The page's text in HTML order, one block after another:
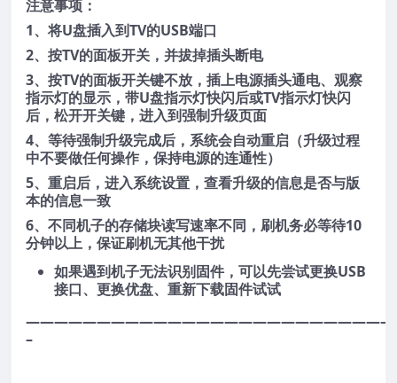
注意事项：
1、将U盘插入到TV的USB端口
2、按TV的面板开关，并拔掉插头断电
3、按TV的面板开关键不放，插上电源插头通电、观察
指示灯的显示，带U盘指示灯快闪后或TV指示灯快闪
后，松开开关键，进入到强制升级页面
4、等待强制升级完成后，系统会自动重启（升级过程
中不要做任何操作，保持电源的连通性）
5、重启后，进入系统设置，查看升级的信息是否与版
本的信息一致
6、不同机子的存储块读写速率不同，刷机务必等待10
分钟以上，保证刷机无其他干扰
如果遇到机子无法识别固件，可以先尝试更换USB
接口、更换优盘、重新下载固件试试
–